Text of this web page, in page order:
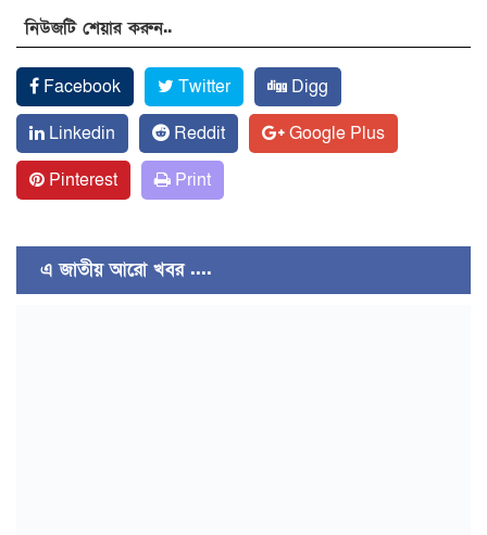
নিউজটি শেয়ার করুন..
Facebook Twitter
Digg
Linkedin
Reddit
Google Plus
Pinterest
Print
এ জাতীয় আরো খবর ....